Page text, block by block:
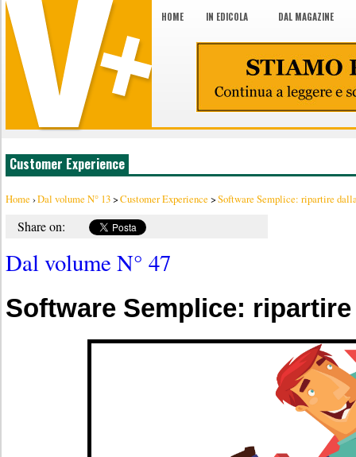
HOME IN EDICOLA DAL MAGAZINE
Customer Experience
Home ›Dal volume N° 13>Customer Experience >Software Semplice: ripartire
Share on:
Dal volume N° 47
Software Semplice: